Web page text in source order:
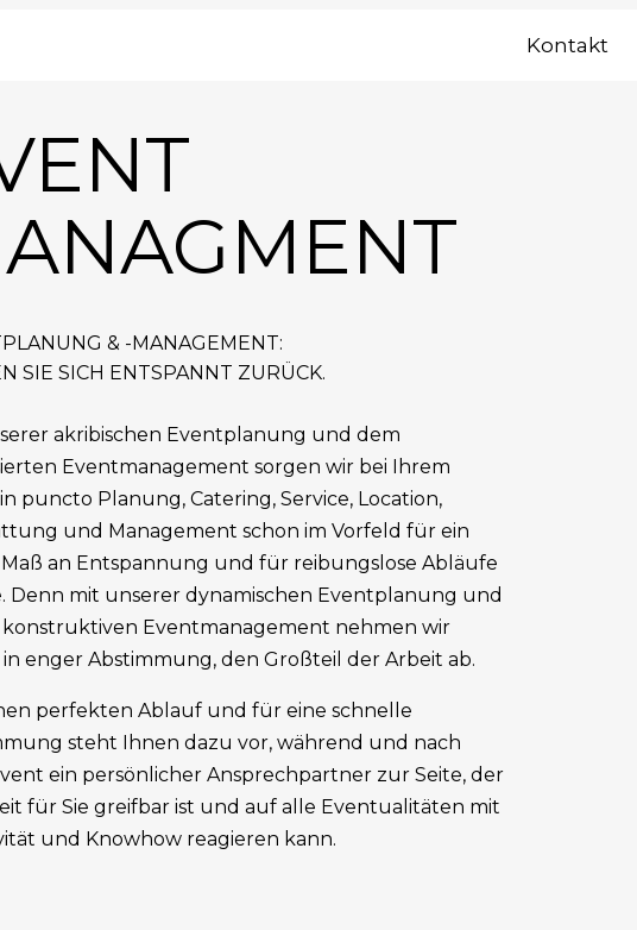
Kontakt
& -MANAGEMENT:
SIE SICH ENTSPANNT ZURÜCK.
akribischen Eventplanung und dem
Eventmanagement sorgen wir bei Ihrem
puncto Planung, Catering, Service, Location,
und Management schon im Vorfeld für ein
Maß an Entspannung und für reibungslose Abläufe
Denn mit unserer dynamischen Eventplanung und
konstruktiven Eventmanagement nehmen wir
in enger Abstimmung, den Großteil der Arbeit ab.
perfekten Ablauf und für eine schnelle
steht Ihnen dazu vor, während und nach
ein persönlicher Ansprechpartner zur Seite, der
für Sie greifbar ist und auf alle Eventualitäten mit
und Knowhow reagieren kann.